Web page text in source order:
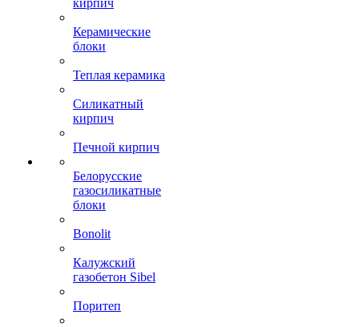
кирпич
Керамические
блоки
Теплая керамика
Силикатный
кирпич
Печной кирпич
Белорусские
газосиликатные
блоки
Bonolit
Калужский
газобетон Sibel
Поритеп